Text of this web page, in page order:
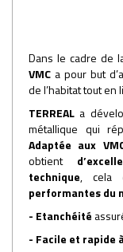
Dans le cadre de
VMC a pour but
de l’habitat tout
TERREAL a
métallique qui
Adaptée aux
obtient
technique, cela
performantes du
- Etanchéité
- Facile et rapide